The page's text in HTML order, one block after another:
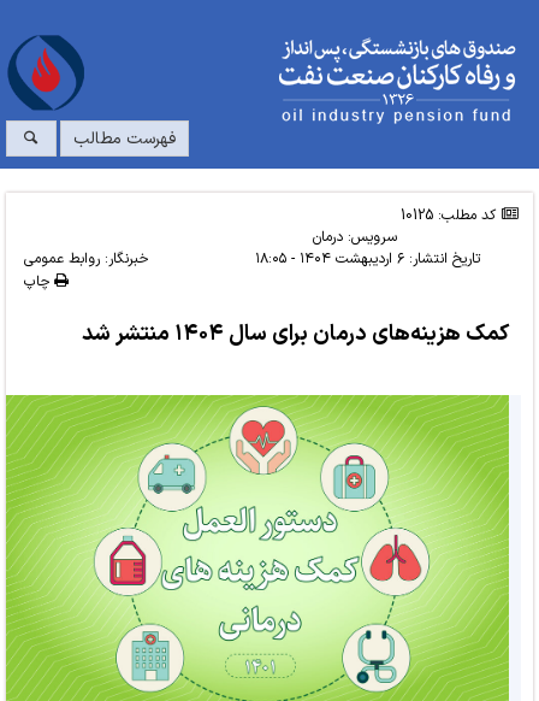
فهرست مطالب
کد مطلب: 10125
سرویس: درمان
تاریخ انتشار:۶ اردیبهشت ۱۴۰۴ - ۱۸:۰۵
خبرنگار: روابط عمومی
چاپ
کمک‌ هزینه‌های درمان برای سال ۱۴۰۴ منتشر شد